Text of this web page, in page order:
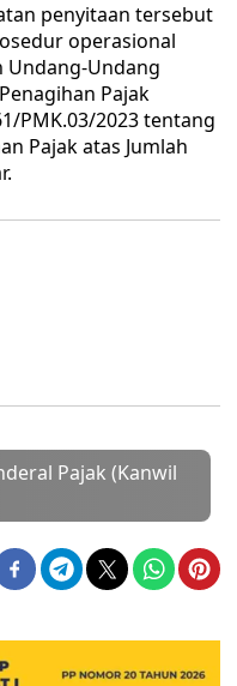
penyitaan tersebut
operasional
Undang-Undang
Pajak
PMK.03/2023 tentang
Pajak atas Jumlah
Pajak (Kanwil